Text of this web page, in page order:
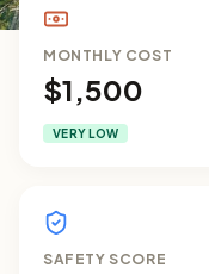
MONTHLY COST
$1,500
VERY LOW
SAFETY SCORE